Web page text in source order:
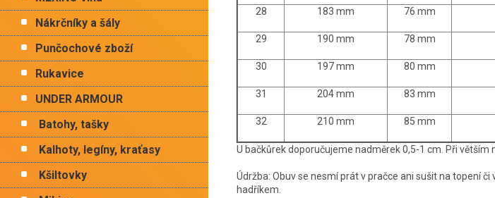
Nákrčníky a šály
Punčochové zboží
Rukavice
UNDER ARMOUR
Batohy, tašky
Kalhoty, legíny, kraťasy
Kšiltovky
28 183 mm 76 mm
29 190 mm 78 mm
30 197 mm 80 mm
31 204 mm 83 mm
32 210 mm 85 mm
U bačkůrek doporučujeme nadměrek 0,5-1 cm. Při větším
Údržba: Obuv se nesmí prát v pračce ani sušit na topení
hadříkem.